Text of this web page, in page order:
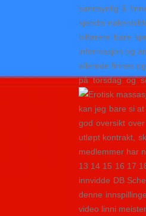
sannsynlig å
kjendis
bilførere bare
informasjon og
allerede finnes
på torsdag og
kan jeg bare si
god oversikt
utløpt kontrakt,
medlemmer har
13 14 15 16 17
innvidde DB
denne
video linni